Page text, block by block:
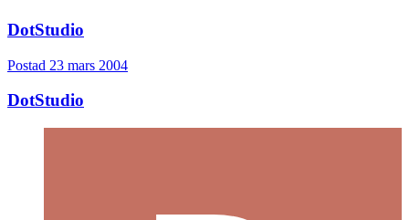
DotStudio
Postad 23 mars 2004
DotStudio